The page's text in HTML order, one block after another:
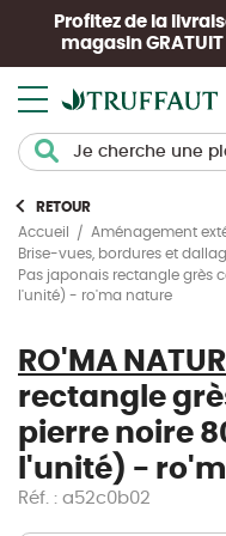
Profitez de la
magasin GRATUIT
RETOUR
Accueil
Aménagement
Brise-vues, bordures et
Pas japonais rectangle grès
l'unité) - ro'ma nature
RO'MA
rectangle
pierre noire
l'unité) -
Réf. : a52c0b02